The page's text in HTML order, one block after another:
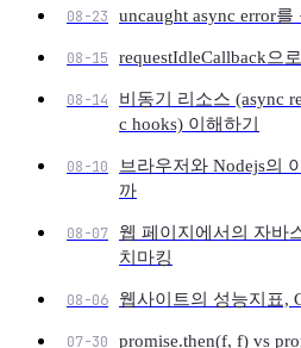
08-23 uncaught async error를
08-15 requestIdleCallback으
08-14
비동기 리소스 (async
c hooks) 이해하기
08-10
브라우저와 Nodejs의
까
08-07
웹 페이지에서의 자바
치마킹
08-06 웹사이트의 성능지표,
07-30
promise.then(f, f) vs